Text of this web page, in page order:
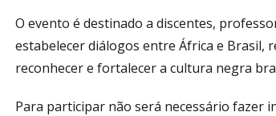
O evento é destinado a discentes,
estabelecer diálogos entre África e Brasil,
reconhecer e fortalecer a cultura negra
Para participar não será necessário fazer